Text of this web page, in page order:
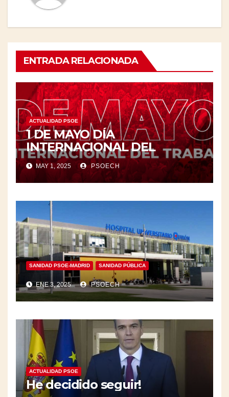
ENTRADA RELACIONADA
ACTUALIDAD PSOE
1 DE MAYO DÍA
INTERNACIONAL DEL
TRABAJO/❤️
MAY 1, 2025 PSOECH
SANIDAD PSOE-MADRID SANIDAD PÚBLICA
ENE 3, 2025 PSOECH
ACTUALIDAD PSOE
He decidido seguir!